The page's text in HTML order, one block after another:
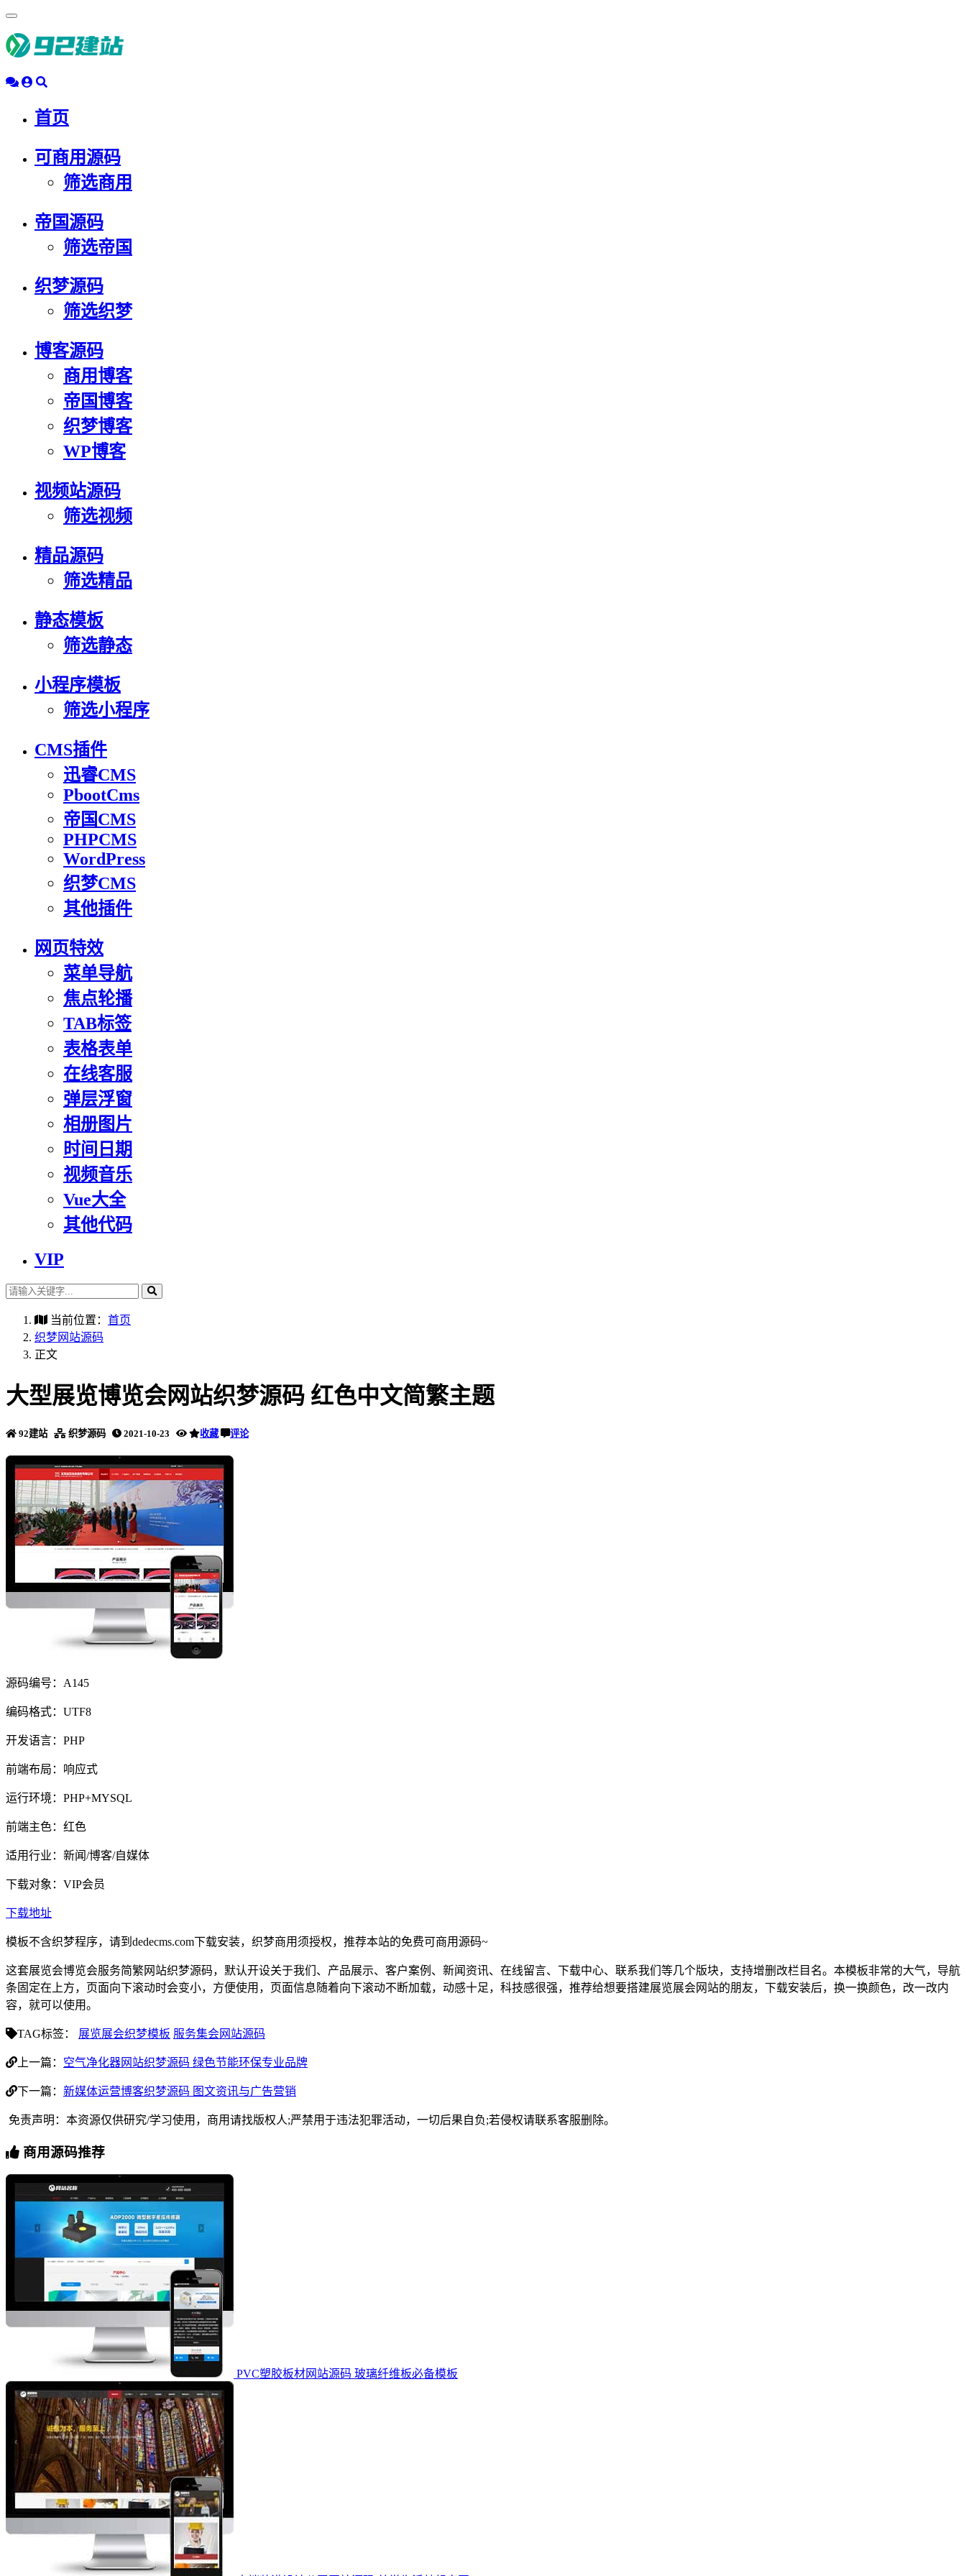
动
导
首页
可商用源码
筛选商用
帝国源码
筛选帝国
织梦源码
筛选织梦
博客源码
商用博客
帝国博客
织梦博客
WP博客
视频站源码
筛选视频
精品源码
筛选精品
静态模板
筛选静态
小程序模板
筛选小程序
CMS插件
迅睿CMS
PbootCms
帝国CMS
PHPCMS
WordPress
织梦CMS
其他插件
网页特效
菜单导航
焦点轮播
TAB标签
表格表单
在线客服
弹层浮窗
相册图片
时间日期
视频音乐
Vue大全
其他代码
VIP
当前位置： 首页
织梦网站源码
正文
大型展览博览会网站织梦源码 红色中文简繁主题
92建站 织梦源码 2021-10-23 收藏 评论
源码编号：A145
编码格式：UTF8
开发语言：PHP
前端布局：响应式
运行环境：PHP+MYSQL
前端主色：红色
适用行业：新闻/博客/自媒体
下载对象：VIP会员
下载地址
模板不含织梦程序，请到dedecms.com下载安装，织梦商用须授权，推荐本站的免费可商用源码~
这套展览会博览会服务简繁网站织梦源码，默认开设关于我们、产品展示、客户案例、新闻资讯、在线留言、下载中心、联系我们等几个版块，支持增删改栏目名。本模板非常的大气，导航
条固定在上方，页面向下滚动时会变小，方便使用，页面信息随着向下滚动不断加载，动感十足，科技感很强，推荐给想要搭建展览展会网站的朋友，下载安装后，换一换颜色，改一改内
容，就可以使用。
TAG标签： 展览展会织梦模板 服务集会网站源码
上一篇： 空气净化器网站织梦源码 绿色节能环保专业品牌
下一篇： 新媒体运营博客织梦源码 图文资讯与广告营销
免责声明：本资源仅供研究/学习使用，商用请找版权人;严禁用于违法犯罪活动，一切后果自负;若侵权请联系客服删除。
商用源码推荐
PVC塑胶板材网站源码 玻璃纤维板必备模板